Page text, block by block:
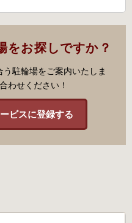
をお探しですか？
駐輪場をご案内いたしま
わせください！
ビスに登録する